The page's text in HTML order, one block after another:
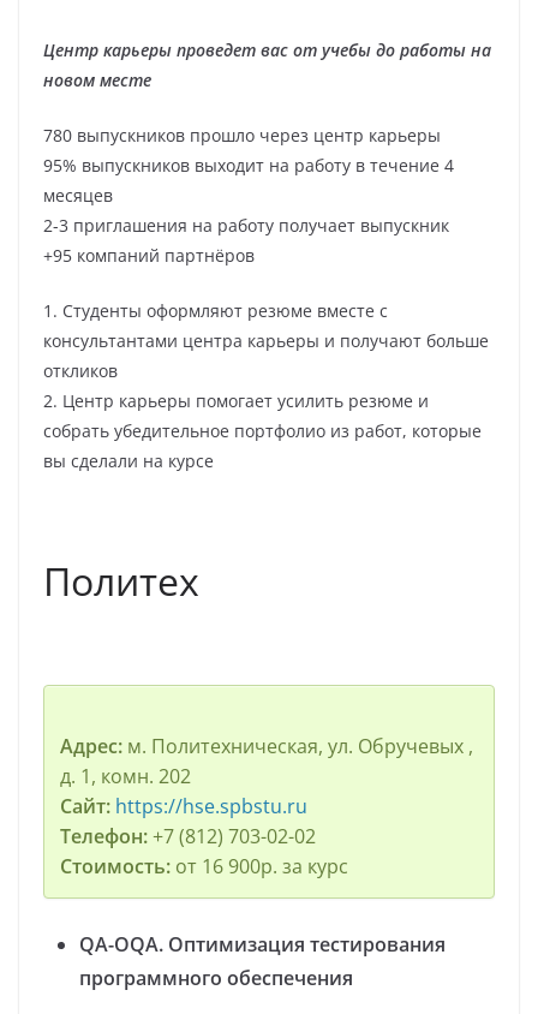
Центр карьеры проведет вас от учебы до работы на
новом месте
780 выпускников прошло через центр карьеры
95% выпускников выходит на работу в течение 4
месяцев
2-3 приглашения на работу получает выпускник
+95 компаний партнёров
1. Студенты оформляют резюме вместе с
консультантами центра карьеры и получают больше
откликов
2. Центр карьеры помогает усилить резюме и
собрать убедительное портфолио из работ, которые
вы сделали на курсе
Политех
Адрес:м. Политехническая, ул. Обручевых ,
д. 1, комн. 202
Сайт: https://hse.spbstu.ru
Телефон:+7 (812) 703-02-02
Стоимость:от 16 900р. за курс
QA-OQA. Оптимизация тестирования
программного обеспечения